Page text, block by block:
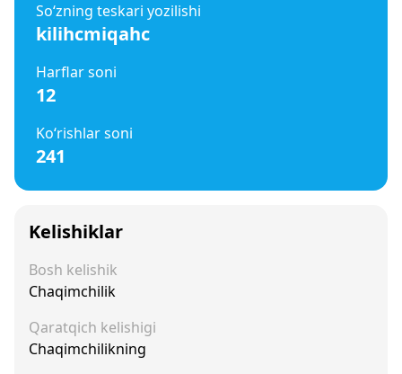
So‘zning teskari yozilishi
kilihcmiqahc
Harflar soni
12
Ko‘rishlar soni
241
Kelishiklar
Bosh kelishik
Chaqimchilik
Qaratqich kelishigi
Chaqimchilikning